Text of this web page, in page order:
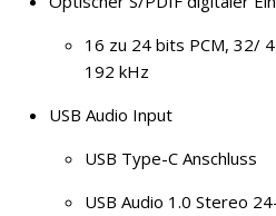
16 zu 24 bits PCM, 32/
192 kHz
USB Audio Input
USB Type-C Anschluss
USB Audio 1.0 Stereo